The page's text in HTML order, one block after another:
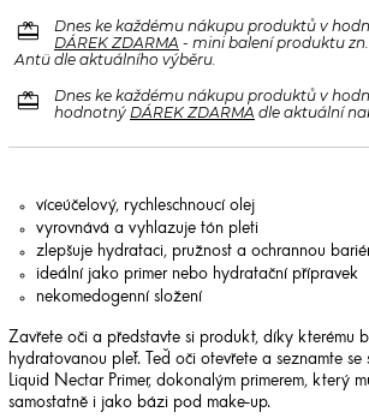
redeem
Dnes ke každému nákupu produktů v
DÁREK ZDARMA - mini balení produktu
Antü dle aktuálního výběru.
redeem
Dnes ke každému nákupu produktů v
hodnotný DÁREK ZDARMA dle aktuální
víceúčelový, rychleschnoucí olej
vyrovnává a vyhlazuje tón pleti
zlepšuje hydrataci, pružnost a ochrannou
ideální jako primer nebo hydratační přípravek
nekomedogenní složení
Zavřete oči a představte si produkt, díky kterému
hydratovanou pleť. Teď oči otevřete a seznamte
Liquid Nectar Primer, dokonalým primerem, který
samostatně i jako bázi pod make-up.